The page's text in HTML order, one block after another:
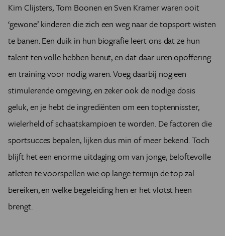
Kim Clijsters, Tom Boonen en Sven Kramer waren ooit
‘gewone’ kinderen die zich een weg naar de topsport wisten
te banen. Een duik in hun biografie leert ons dat ze hun
talent ten volle hebben benut, en dat daar uren opoffering
en training voor nodig waren. Voeg daarbij nog een
stimulerende omgeving, en zeker ook de nodige dosis
geluk, en je hebt de ingrediënten om een toptennisster,
wielerheld of schaatskampioen te worden. De factoren die
sportsucces bepalen, lijken dus min of meer bekend. Toch
blijft het een enorme uitdaging om van jonge, beloftevolle
atleten te voorspellen wie op lange termijn de top zal
bereiken, en welke begeleiding hen er het vlotst heen
brengt.